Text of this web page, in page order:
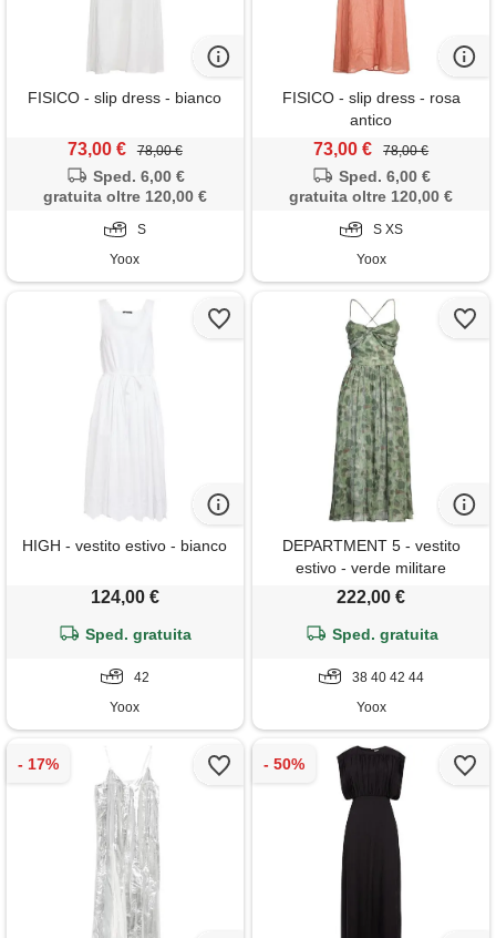
FISICO - slip dress - bianco
73,00 € 78,00 €
Sped. 6,00 €
gratuita oltre 120,00 €
S
Yoox
FISICO - slip dress - rosa
antico
73,00 € 78,00 €
Sped. 6,00 €
gratuita oltre 120,00 €
S XS
Yoox
HIGH - vestito estivo - bianco
124,00 €
Sped. gratuita
42
Yoox
DEPARTMENT 5 - vestito
estivo - verde militare
222,00 €
Sped. gratuita
38 40 42 44
Yoox